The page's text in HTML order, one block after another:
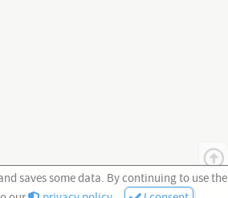
saves some data. By continuing to use the